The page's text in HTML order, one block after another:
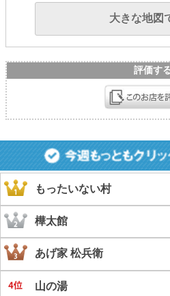
大きな地図
評価す
もったいない村
樺太館
あげ家 松兵衛
山の湯